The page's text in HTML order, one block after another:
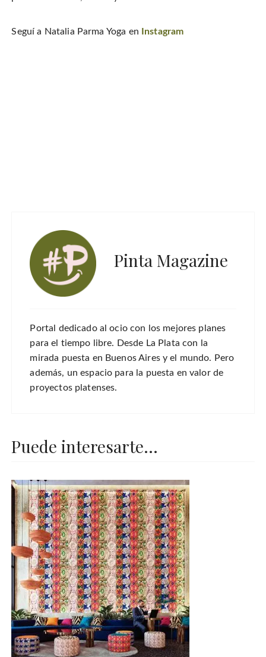
Seguí a Natalia Parma Yoga en Instagram
Pinta Magazine
Portal dedicado al ocio con los mejores planes
para el tiempo libre. Desde La Plata con la
mirada puesta en Buenos Aires y el mundo. Pero
además, un espacio para la puesta en valor de
proyectos platenses.
Puede interesarte...